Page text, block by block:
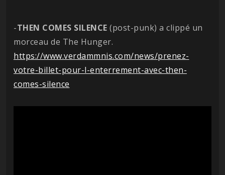
-THEN COMES SILENCE (post-punk) a clippé un
morceau de The Hunger.
https://www.verdammnis.com/news/prenez-
votre-billet-pour-l-enterrement-avec-then-
comes-silence